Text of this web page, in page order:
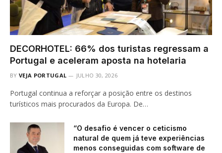
DECORHOTEL: 66% dos turistas regressam a
Portugal e aceleram aposta na hotelaria
BY VEJA PORTUGAL JULHO 30, 2026
Portugal continua a reforçar a posição entre os destinos
turísticos mais procurados da Europa. De…
“O desafio é vencer o ceticismo
natural de quem já teve experiências
menos conseguidas com software de